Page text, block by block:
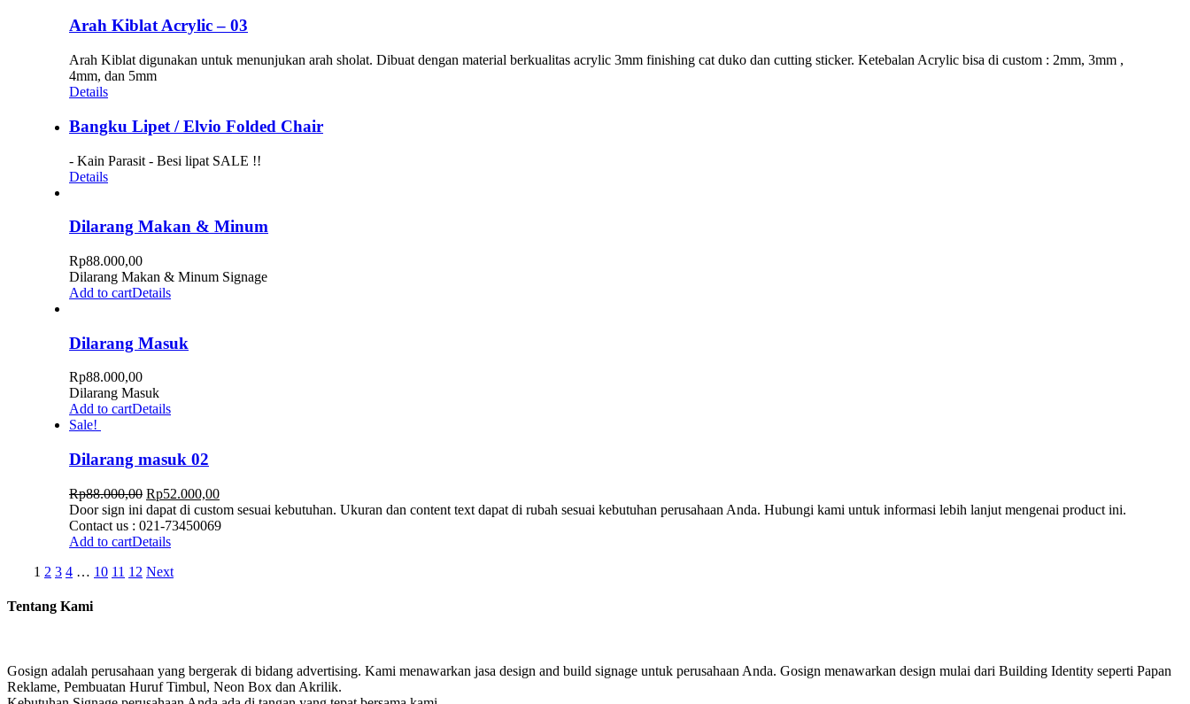
Arah Kiblat Acrylic – 03
Arah Kiblat digunakan untuk menunjukan arah sholat. Dibuat dengan material berkualitas acrylic 3mm finishing cat duko dan cutting sticker. Ketebalan Acrylic bisa di custom : 2mm, 3mm ,
4mm, dan 5mm
Details
Bangku Lipet / Elvio Folded Chair
- Kain Parasit - Besi lipat SALE !!
Details
Dilarang Makan & Minum
Rp88.000,00
Dilarang Makan & Minum Signage
Add to cartDetails
Dilarang Masuk
Rp88.000,00
Dilarang Masuk
Add to cartDetails
Sale!
Dilarang masuk 02
Rp88.000,00 Rp52.000,00
Door sign ini dapat di custom sesuai kebutuhan. Ukuran dan content text dapat di rubah sesuai kebutuhan perusahaan Anda. Hubungi kami untuk informasi lebih lanjut mengenai product ini.
Contact us : 021-73450069
Add to cartDetails
1 2 3 4 … 10 11 12 Next
Tentang Kami
Gosign adalah perusahaan yang bergerak di bidang advertising. Kami menawarkan jasa design and build signage untuk perusahaan Anda. Gosign menawarkan design mulai dari Building Identity seperti Papan
Reklame, Pembuatan Huruf Timbul, Neon Box dan Akrilik.